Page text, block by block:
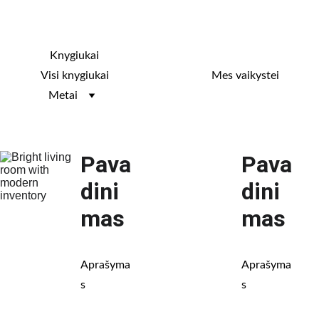
Knygiukų biblioteka
Knygiukai
Visi knygiukai
Metai
Mes vaikystei
Pava
dini
mas
Aprašyma
s
Pava
dini
mas
Aprašyma
s